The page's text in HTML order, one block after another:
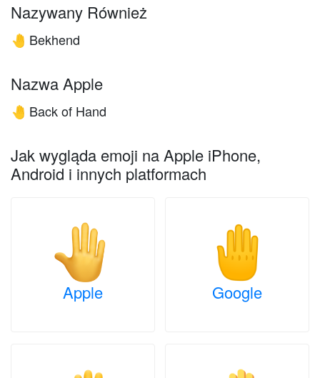
Nazywany Również
🤚 Bekhend
Nazwa Apple
🤚 Back of Hand
Jak wygląda emoji na Apple iPhone,
Android i innych platformach
Apple Google